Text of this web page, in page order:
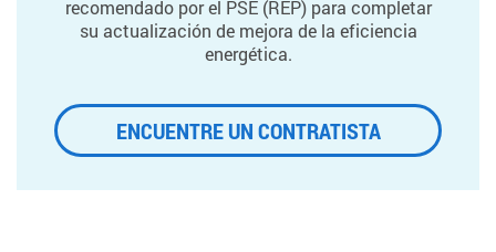
recomendado por el PSE (REP) para completar
su actualización de mejora de la eficiencia
energética.
ENCUENTRE UN CONTRATISTA